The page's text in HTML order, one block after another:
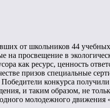
от школьников 44
на просвещение в
как ресурс, ценность
призов специальные
конкурса
и таким образом, не
молодежного